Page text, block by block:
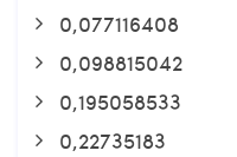
0,077116408
0,098815042
0,195058533
0,22735183